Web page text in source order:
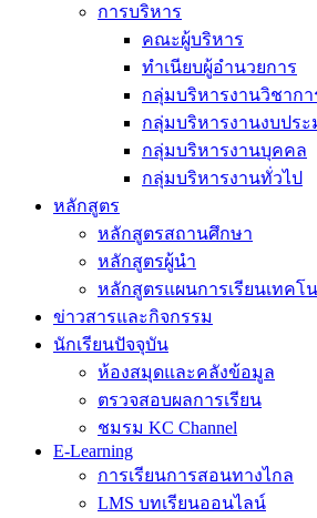
การบริหาร
คณะผู้บริหาร
ทำเนียบผู้อำนวยการ
กลุ่มบริหารงานวิชากา
กลุ่มบริหารงานงบปร
กลุ่มบริหารงานบุคคล
กลุ่มบริหารงานทั่วไป
หลักสูตร
หลักสูตรสถานศึกษา
หลักสูตรผู้นำ
หลักสูตรแผนการเรียนเทคโ
ข่าวสารและกิจกรรม
นักเรียนปัจจุบัน
ห้องสมุดและคลังข้อมูล
ตรวจสอบผลการเรียน
ชมรม KC Channel
E-Learning
การเรียนการสอนทางไกล
LMS บทเรียนออนไลน์